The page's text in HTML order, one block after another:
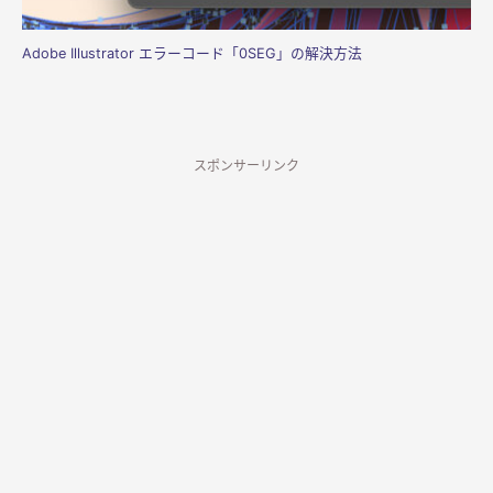
Adobe Illustrator エラーコード「0SEG」の解決方法
スポンサーリンク